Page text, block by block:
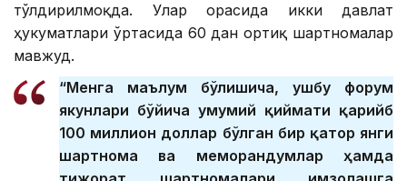
тўлдирилмоқда. Улар орасида икки давлат
ҳукуматлари ўртасида 60 дан ортиқ шартномалар
мавжуд.
“Менга маълум бўлишича, ушбу форум
якунлари бўйича умумий қиймати қарийб
100 миллион доллар бўлган бир қатор янги
шартнома ва меморандумлар ҳамда